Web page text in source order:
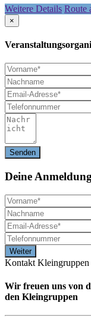
Weitere Details Route
×
Deine Anmeldung
Kontakt Kleingruppen
Wir freuen uns von
den Kleingruppen